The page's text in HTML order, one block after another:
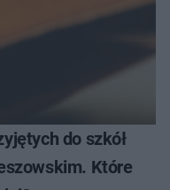
do szkół
Które